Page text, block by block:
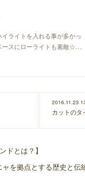
ライトを入れる事が多かっ
ースにローライトも素敵☆…
2016.11.23
カットのタ
とは？】
を拠点とする歴史と伝